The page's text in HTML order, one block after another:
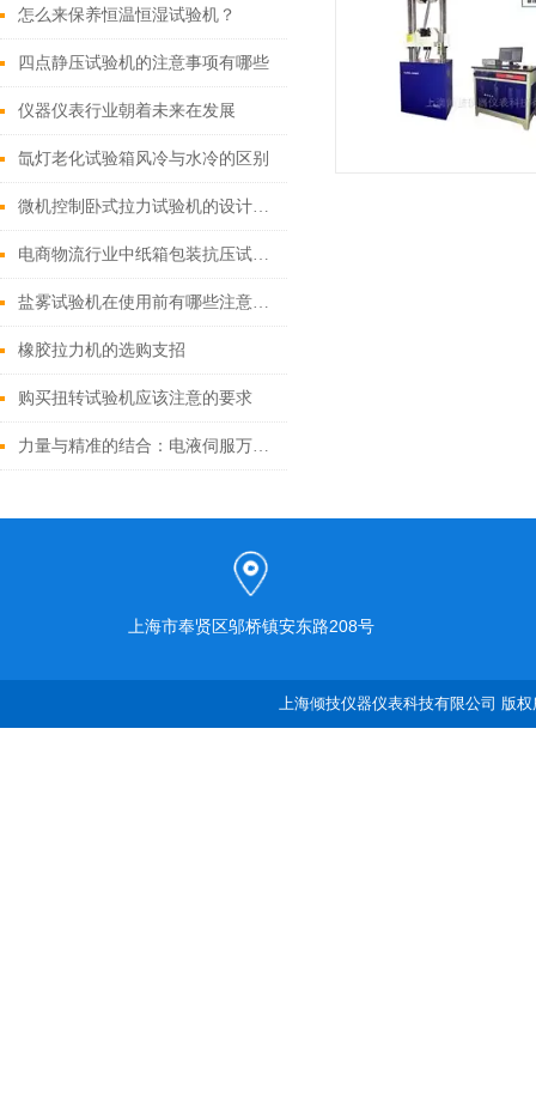
怎么来保养恒温恒湿试验机？
四点静压试验机的注意事项有哪些
仪器仪表行业朝着未来在发展
氙灯老化试验箱风冷与水冷的区别
微机控制卧式拉力试验机的设计与维护要点
电商物流行业中纸箱包装抗压试验机的关键作用
盐雾试验机在使用前有哪些注意事项
橡胶拉力机的选购支招
购买扭转试验机应该注意的要求
力量与精准的结合：电液伺服万能材料试验机
上海市奉贤区邬桥镇安东路208号
上海倾技仪器仪表科技有限公司 版